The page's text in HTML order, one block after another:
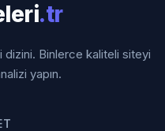
.tr
Binlerce kaliteli siteyi
yapın.